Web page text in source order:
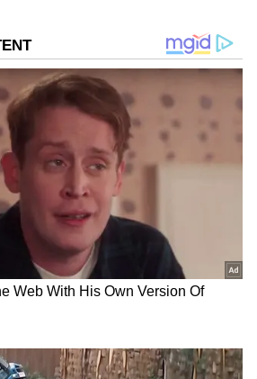
ಮೂರು
ನಿಲ್ಲಿಸಬಹುದೇ? ಎಷ್ಟು
ಮುನ್ನ
ಜಲಬಾಂಬ್‌, ಯಾಕಂದ್ರೆ